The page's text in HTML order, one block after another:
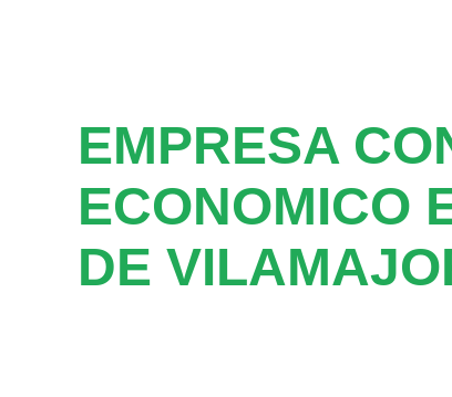
EMPRESA
ECONOMICO
DE